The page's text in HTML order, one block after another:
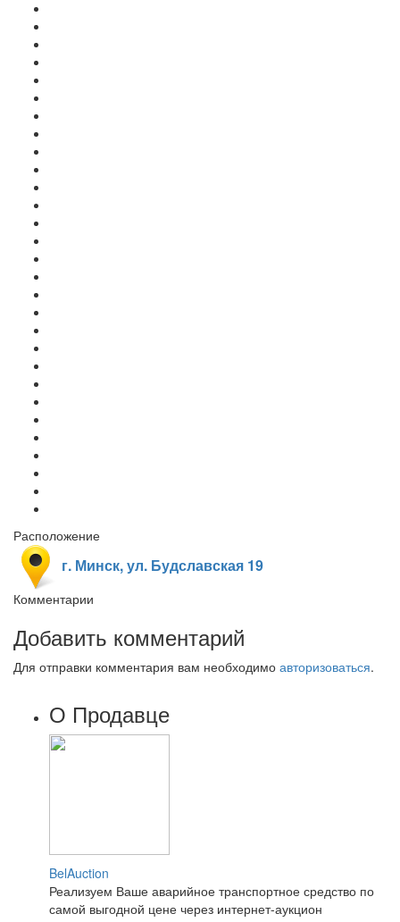
Расположение
г. Минск, ул. Будславская 19
Комментарии
Добавить комментарий
Для отправки комментария вам необходимо авторизоваться.
О Продавце
BelAuction
Реализуем Ваше аварийное транспортное средство по
самой выгодной цене через интернет-аукцион